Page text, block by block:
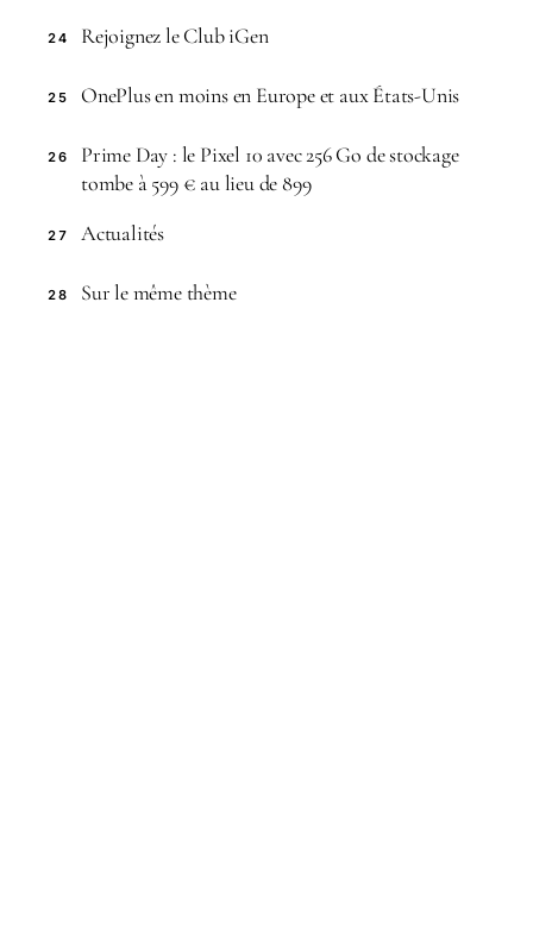
24 Rejoignez le Club iGen
25 OnePlus en moins en Europe et aux États-Unis
26
Prime Day : le Pixel 10 avec 256 Go de stockage
tombe à 599 € au lieu de 899
27 Actualités
28 Sur le même thème